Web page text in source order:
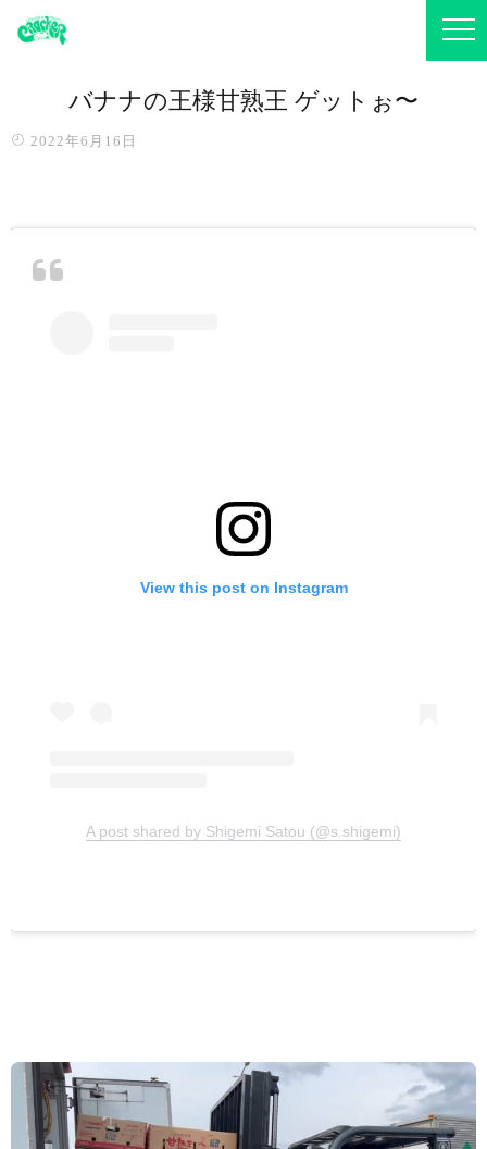
バナナの王様️甘熟王 ゲットぉ〜️
2022年6月16日
View this post on Instagram
A post shared by Shigemi Satou (@s.shigemi)